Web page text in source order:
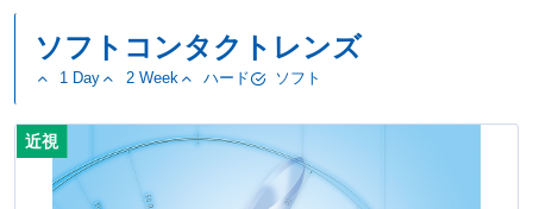
ソフトコンタクトレンズ
1 Day 2 Week ハード ソフト
近視